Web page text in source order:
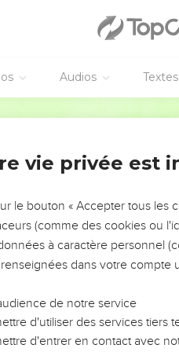
Audios Textes
le but, ou que je sois déjà
me persuade pas d'avoir saisi le
: oubliant ce qui est derrière
le prix de la vocation céleste
nous sommes parvenus,
frères, et regardez à
l'ai dit souvent, et maintenant
; leur Dieu, c'est leur
vie privée est
le bouton « Accepter tous les
(comme des cookies ou
à caractère personnel
dans votre compte
de notre service
d'utiliser des services tiers
d'entrer en contact avec